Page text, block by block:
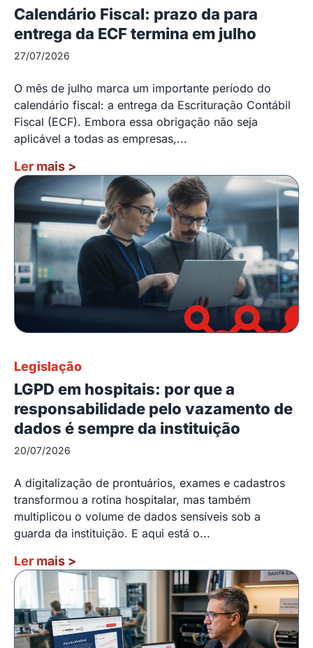
Calendário Fiscal: prazo da para
entrega da ECF termina em julho
27/07/2026
O mês de julho marca um importante período do
calendário fiscal: a entrega da Escrituração Contábil
Fiscal (ECF). Embora essa obrigação não seja
aplicável a todas as empresas,...
Ler mais >
Legislação
LGPD em hospitais: por que a
responsabilidade pelo vazamento de
dados é sempre da instituição
20/07/2026
A digitalização de prontuários, exames e cadastros
transformou a rotina hospitalar, mas também
multiplicou o volume de dados sensíveis sob a
guarda da instituição. E aqui está o...
Ler mais >